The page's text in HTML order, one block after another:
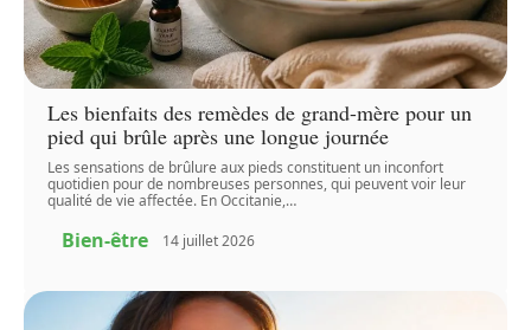
Les bienfaits des remèdes de grand-mère pour un
pied qui brûle après une longue journée
Les sensations de brûlure aux pieds constituent un inconfort
quotidien pour de nombreuses personnes, qui peuvent voir leur
qualité de vie affectée. En Occitanie,…
Bien-être 14 juillet 2026